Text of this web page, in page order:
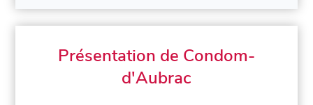
Présentation de Condom-
d'Aubrac